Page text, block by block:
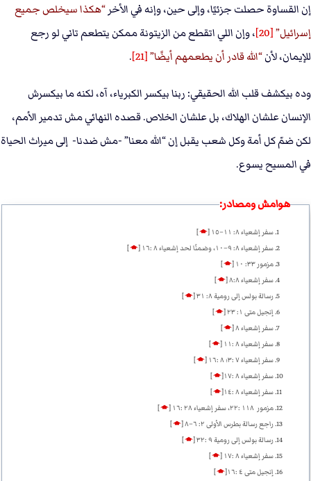
إن القساوة حصلت جزئيًا، وإلى حين، وإنه في الأخر هكذا سيخلص جميع
إسرائيل [20]
، وإن اللي اتقطع من الزيتونة ممكن يتطعم تاني لو رجع
للإيمان، لأن الله قادر أن يطعمهم أيضًا [21]
.
وده بيكشف قلب الله الحقيقي: ربنا بيكسر الكبرياء، آه، لكنه ما بيكسرش
الإنسان علشان الهلاك، بل علشان الخلاص. قصده النهائي مش تدمير الأمم،
لكن ضمّ كل أمة وكل شعب يقبل إن “الله معنا” -مش ضدنا- إلى ميراث الحياة
في المسيح يسوع.
هوامش ومصادر:
سفر إشعياء ٨: ١١–١٥ [
🡁
]
سفر إشعياء ٨: ٩–١٠، وضمنًا لحد إشعياء ٨ :١٦
[
🡁
]
مزمور ٣٣: ١٠
[
🡁
]
سفر إشعياء ٨:٨
[
🡁
]
رسالة بولس إلى رومية ٨: ٣١
[
🡁
]
إنجيل متى ١: ٢٣
[
🡁
]
سفر إشعياء ٨ [
🡁
]
سفر إشعياء ٨ :١١
[
🡁
]
سفر إشعياء ٧ :٣؛ ٨ :١٦
[
🡁
]
سفر إشعياء ٨ :١٧
[
🡁
]
سفر إشعياء ٨ :١٤
[
🡁
]
مزمور ١١٨ :٢٢، سفر إشعياء ٢٨ :١٦
[
🡁
]
راجع رسالة بطرس اﻷولى ٢: ٦–٨
[
🡁
]
رسالة بولس إلى رومية ٩ :٣٢
[
🡁
]
سفر إشعياء ٨ :١٧
[
🡁
]
إنجيل متى ٤ :١٦
[
🡁
]